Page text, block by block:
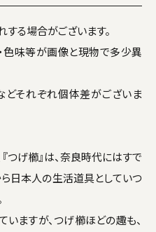
る場合がございます。
色味等が画像と現物で多少異
どそれぞれ個体差がございま
つげ櫛』は、奈良時代にはすで
日本人の生活道具としていつ
ますが、つげ櫛ほどの趣も、